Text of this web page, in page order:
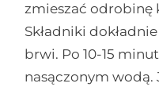
zmieszać odrobinę
Składniki
brwi. Po 10-15
nasączonym wodą.